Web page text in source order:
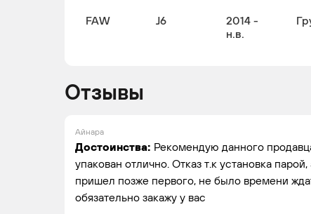
FAW J6
2014 -
н.в.
Отзывы
Айнара
Достоинства: Рекомендую данного
упакован отлично. Отказ т.к установка
пришел позже первого, не было времени
обязательно закажу у вас